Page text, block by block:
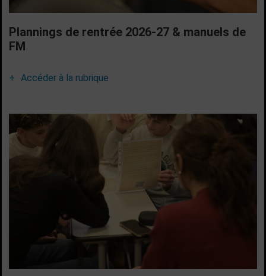
Plannings de rentrée 2026-27 & manuels de
FM
Accéder à la rubrique